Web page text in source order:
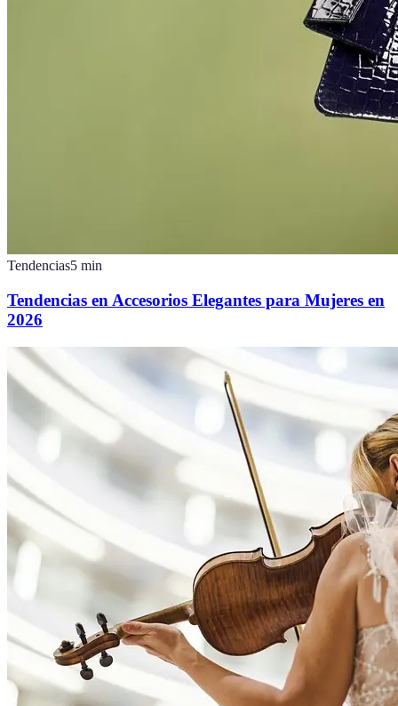
Tendencias5 min
Tendencias en Accesorios Elegantes para Mujeres en
2026